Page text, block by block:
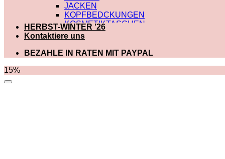
JACKEN
KOPFBEDCKUNGEN
KOSMETIKTASCHEN
SCHALS
SCHULTERRIEMEN
GÜRTEL
GELDBÖRSEN
HERBST-WINTER ’26
Kontaktiere uns
BEZAHLE IN RATEN MIT PAYPAL
15%